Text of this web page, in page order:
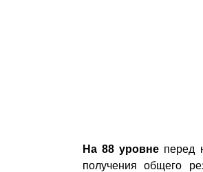
На 88 уровне перед
получения общего